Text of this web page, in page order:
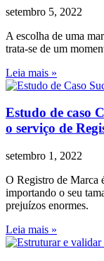
setembro 5, 2022
A escolha de uma
trata-se de um
Leia mais »
Estudo de caso
o serviço de
setembro 1, 2022
O Registro de Marca
importando o seu
prejuízos enormes.
Leia mais »